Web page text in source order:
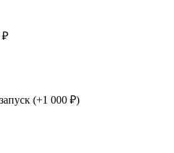
₽
(+1 000 ₽)